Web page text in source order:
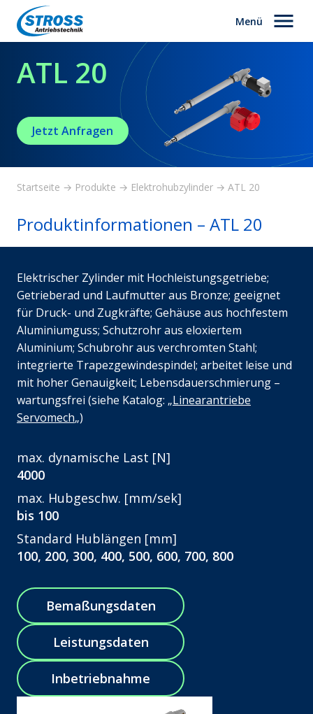
Inhalt
springen
Menü
ATL 20
Jetzt Anfragen
Startseite → Produkte → Elektrohubzylinder → ATL 20
Produktinformationen – ATL 20
Elektrischer Zylinder mit Hochleistungsgetriebe;
Getrieberad und Laufmutter aus Bronze; geeignet
für Druck- und Zugkräfte; Gehäuse aus hochfestem
Aluminiumguss; Schutzrohr aus eloxiertem
Aluminium; Schubrohr aus verchromten Stahl;
integrierte Trapezgewindespindel; arbeitet leise und
mit hoher Genauigkeit; Lebensdauerschmierung –
wartungsfrei (siehe Katalog: „Linearantriebe
Servomech„)
max. dynamische Last [N]
4000
max. Hubgeschw. [mm/sek]
bis 100
Standard Hublängen [mm]
100, 200, 300, 400, 500, 600, 700, 800
Bemaßungsdaten
Leistungsdaten
Inbetriebnahme